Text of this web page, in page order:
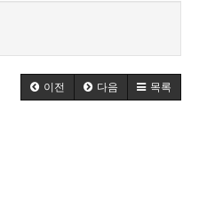
이전 다음 목록